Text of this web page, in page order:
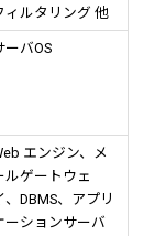
ィルタリング 他
ーバOS
エンジン、メ
ルゲートウェ
、DBMS、アプリ
ーションサーバ